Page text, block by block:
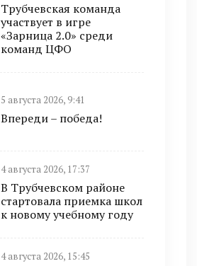
Трубчевская команда
участвует в игре
«Зарница 2.0» среди
команд ЦФО
5 августа 2026, 9:41
Впереди – победа!
4 августа 2026, 17:37
В Трубчевском районе
стартовала приемка школ
к новому учебному году
4 августа 2026, 15:45